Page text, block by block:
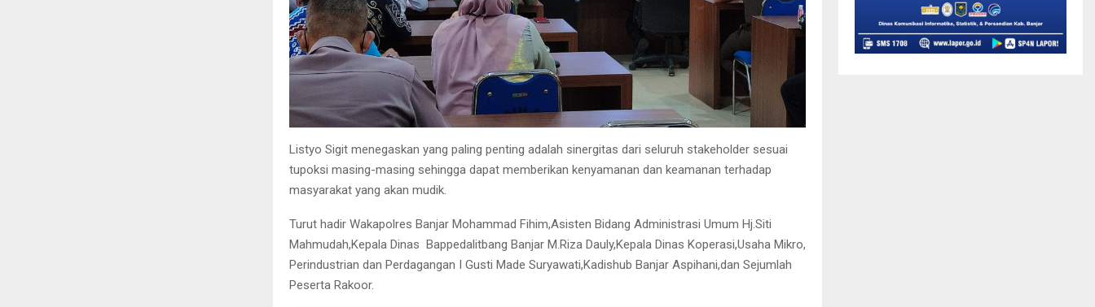
Listyo Sigit menegaskan yang paling penting adalah sinergitas dari seluruh stakeholder sesuai
tupoksi masing-masing sehingga dapat memberikan kenyamanan dan keamanan terhadap
masyarakat yang akan mudik.
Turut hadir Wakapolres Banjar Mohammad Fihim,Asisten Bidang Administrasi Umum Hj.Siti
Mahmudah,Kepala Dinas Bappedalitbang Banjar M.Riza Dauly,Kepala Dinas Koperasi,Usaha Mikro,
Perindustrian dan Perdagangan I Gusti Made Suryawati,Kadishub Banjar Aspihani,dan Sejumlah
Peserta Rakoor.